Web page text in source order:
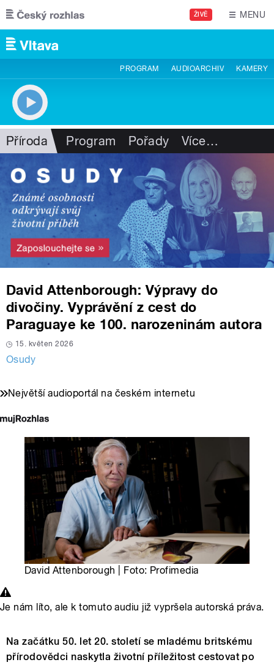
Přejít k hlavnímu obsahu
ŽIVĚ MENU
PROGRAM AUDIOARCHIV KAMERY
Příroda Program Pořady Více…
David Attenborough: Výpravy do
divočiny. Vyprávění z cest do
Paraguaye ke 100. narozeninám autora
15. květen 2026
Osudy
Největší audioportál na českém internetu
David Attenborough | Foto: Profimedia
Je nám líto, ale k tomuto audiu již vypršela autorská práva.
Na začátku 50. let 20. století se mladému britskému
přírodovědci naskytla životní příležitost cestovat po